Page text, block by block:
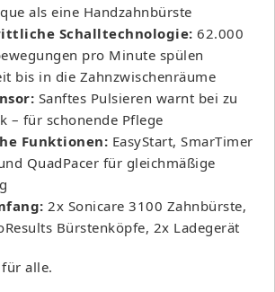
als eine Handzahnbürste
Schalltechnologie: 62.000
pro Minute spülen
bis in die Zahnzwischenräume
Sanftes Pulsieren warnt bei zu
– für schonende Pflege
Funktionen: EasyStart, SmarTimer
QuadPacer für gleichmäßige
2x Sonicare 3100 Zahnbürste,
Bürstenköpfe, 2x Ladegerät
alle.